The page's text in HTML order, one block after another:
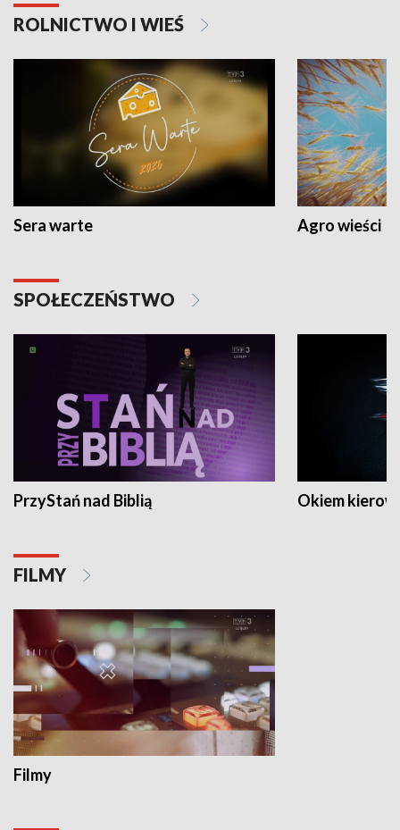
ROLNICTWO I WIEŚ
Sera warte Agro wieści
SPOŁECZEŃSTWO
PrzyStań nad Biblią Okiem
FILMY
Filmy